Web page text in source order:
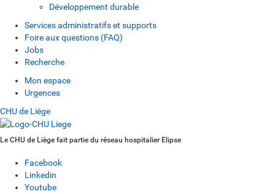
Développement durable
Services administratifs et supports
Foire aux questions (FAQ)
Jobs
Recherche
Mon espace
Urgences
CHU de Liège
Le CHU de Liège fait partie du réseau hospitalier Elipse
Facebook
Linkedin
Youtube